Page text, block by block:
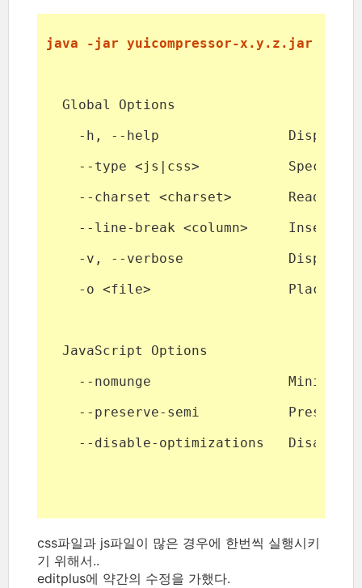
java -jar yuicompressor-x.y.z.jar
  Global Options
-h, --help                Displays
--type <js|css>
--charset <charset>       Read the
--line-break <column>     Insert
-v, --verbose             Display
-o <file>                 Place
  JavaScript Options
--nomunge                 Minify
--preserve-semi           Preserve
--disable-optimizations   Disable
css파일과 js파일이 많은 경우에 한번씩 실행시키
기 위해서..
editplus에 약간의 수정을 가했다.